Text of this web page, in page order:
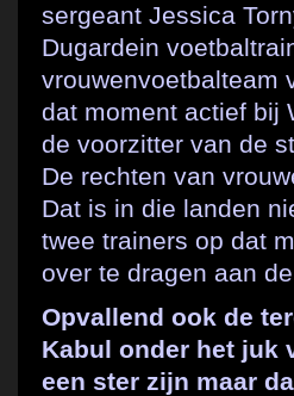
sergeant Jessica
Dugardein
vrouwenvoetbalteam
dat moment actief bij
de voorzitter van de
De rechten van
Dat is in die landen
twee trainers op dat
over te dragen aan
Opvallend ook de
Kabul onder het juk
een ster zijn maar